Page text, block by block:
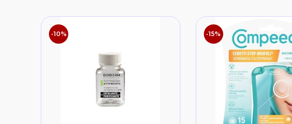
-10% -15%